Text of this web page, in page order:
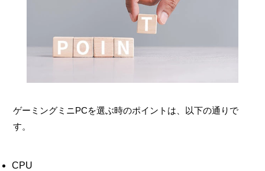
ゲーミングミニPCを選ぶ時のポイントは、以下の通りで
す。
CPU